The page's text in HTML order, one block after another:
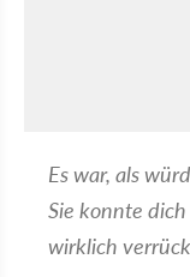
Es war, als
Sie konnte
wirklich